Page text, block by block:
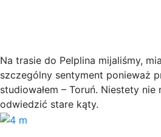
Na trasie do Pelplina mijaliśmy,
szczególny sentyment ponieważ
studiowałem – Toruń. Niestety
odwiedzić stare kąty.